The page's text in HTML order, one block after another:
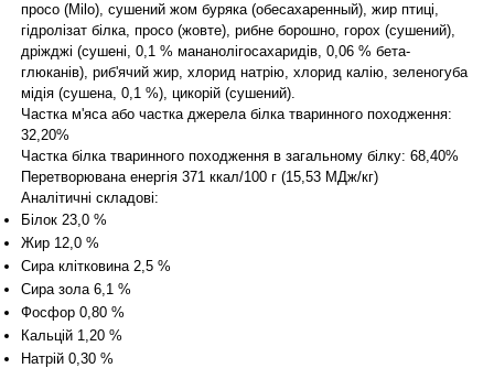
просо (Milo), сушений жом буряка (обесахаренный), жир птиці,
гідролізат білка, просо (жовте), рибне борошно, горох (сушений),
дріжджі (сушені, 0,1 % мананолігосахаридів, 0,06 % бета-
глюканів), риб'ячий жир, хлорид натрію, хлорид калію, зеленогуба
мідія (сушена, 0,1 %), цикорій (сушений).
Частка м'яса або частка джерела білка тваринного походження:
32,20%
Частка білка тваринного походження в загальному білку: 68,40%
Перетворювана енергія 371 ккал/100 г (15,53 МДж/кг)
Аналітичні складові:
Білок 23,0 %
Жир 12,0 %
Сира клітковина 2,5 %
Сира зола 6,1 %
Фосфор 0,80 %
Кальцій 1,20 %
Натрій 0,30 %